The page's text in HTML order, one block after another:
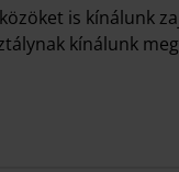
is kínálunk
kínálunk